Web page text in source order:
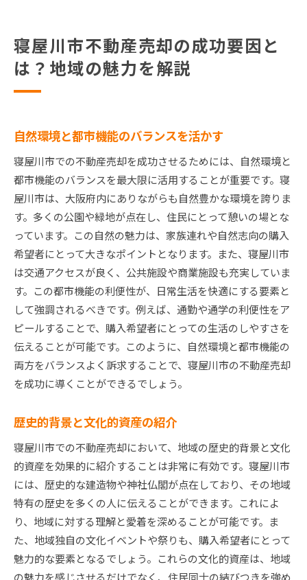
寝屋川市不動産売却の成功要因と
は？地域の魅力を解説
自然環境と都市機能のバランスを活かす
寝屋川市での不動産売却を成功させるためには、自然環境と
都市機能のバランスを最大限に活用することが重要です。寝
屋川市は、大阪府内にありながらも自然豊かな環境を誇りま
す。多くの公園や緑地が点在し、住民にとって憩いの場とな
っています。この自然の魅力は、家族連れや自然志向の購入
希望者にとって大きなポイントとなります。また、寝屋川市
は交通アクセスが良く、公共施設や商業施設も充実していま
す。この都市機能の利便性が、日常生活を快適にする要素と
して強調されるべきです。例えば、通勤や通学の利便性をア
ピールすることで、購入希望者にとっての生活のしやすさを
伝えることが可能です。このように、自然環境と都市機能の
両方をバランスよく訴求することで、寝屋川市の不動産売却
を成功に導くことができるでしょう。
歴史的背景と文化的資産の紹介
寝屋川市での不動産売却において、地域の歴史的背景と文化
的資産を効果的に紹介することは非常に有効です。寝屋川市
には、歴史的な建造物や神社仏閣が点在しており、その地域
特有の歴史を多くの人に伝えることができます。これによ
り、地域に対する理解と愛着を深めることが可能です。ま
た、地域独自の文化イベントや祭りも、購入希望者にとって
魅力的な要素となるでしょう。これらの文化的資産は、地域
の魅力を感じさせるだけでなく、住民同士の結びつきを強め